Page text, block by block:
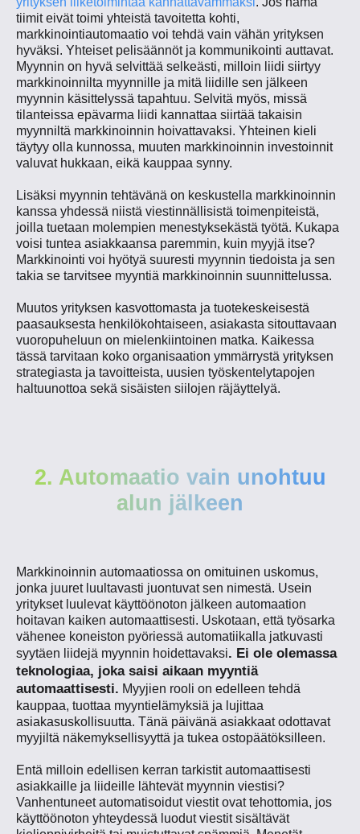
tiimit eivät toimi yhteistä tavoitetta kohti,
markkinointiautomaatio voi tehdä vain vähän yrityksen
hyväksi. Yhteiset pelisäännöt ja kommunikointi auttavat.
Myynnin on hyvä selvittää selkeästi, milloin liidi siirtyy
markkinoinnilta myynnille ja mitä liidille sen jälkeen
myynnin käsittelyssä tapahtuu. Selvitä myös, missä
tilanteissa epävarma liidi kannattaa siirtää takaisin
myynniltä markkinoinnin hoivattavaksi. Yhteinen kieli
täytyy olla kunnossa, muuten markkinoinnin investoinnit
valuvat hukkaan, eikä kauppaa synny.
Lisäksi myynnin tehtävänä on keskustella markkinoinnin
kanssa yhdessä niistä viestinnällisistä toimenpiteistä,
joilla tuetaan molempien menestyksekästä työtä. Kukapa
voisi tuntea asiakkaansa paremmin, kuin myyjä itse?
Markkinointi voi hyötyä suuresti myynnin tiedoista ja sen
takia se tarvitsee myyntiä markkinoinnin suunnittelussa.
Muutos yrityksen kasvottomasta ja tuotekeskeisestä
paasauksesta henkilökohtaiseen, asiakasta sitouttavaan
vuoropuheluun on mielenkiintoinen matka. Kaikessa
tässä tarvitaan koko organisaation ymmärrystä yrityksen
strategiasta ja tavoitteista, uusien työskentelytapojen
haltuunottoa sekä sisäisten siilojen räjäyttelyä.
2. Automaatio vain unohtuu
alun jälkeen
Markkinoinnin automaatiossa on omituinen uskomus,
jonka juuret luultavasti juontuvat sen nimestä. Usein
yritykset luulevat käyttöönoton jälkeen automaation
hoitavan kaiken automaattisesti. Uskotaan, että työsarka
vähenee koneiston pyöriessä automatiikalla jatkuvasti
syytäen liidejä myynnin hoidettavaksi. Ei ole olemassa
teknologiaa, joka saisi aikaan myyntiä
automaattisesti. Myyjien rooli on edelleen tehdä
kauppaa, tuottaa myyntielämyksiä ja lujittaa
asiakasuskollisuutta. Tänä päivänä asiakkaat odottavat
myyjiltä näkemyksellisyyttä ja tukea ostopäätöksilleen.
Entä milloin edellisen kerran tarkistit automaattisesti
asiakkaille ja liideille lähtevät myynnin viestisi?
Vanhentuneet automatisoidut viestit ovat tehottomia, jos
käyttöönoton yhteydessä luodut viestit sisältävät